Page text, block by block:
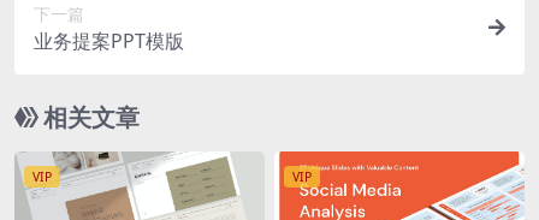
下一篇
业务提案PPT模版
相关文章
VIP VIP